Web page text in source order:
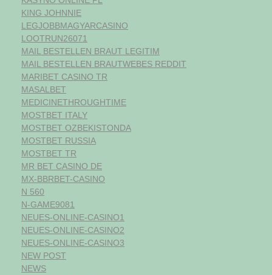
KING JOHNNIE
LEGJOBBMAGYARCASINO
LOOTRUN26071
MAIL BESTELLEN BRAUT LEGITIM
MAIL BESTELLEN BRAUTWEBES REDDIT
MARIBET CASINO TR
MASALBET
MEDICINETHROUGHTIME
MOSTBET ITALY
MOSTBET OZBEKISTONDA
MOSTBET RUSSIA
MOSTBET TR
MR BET CASINO DE
MX-BBRBET-CASINO
N 560
N-GAME9081
NEUES-ONLINE-CASINO1
NEUES-ONLINE-CASINO2
NEUES-ONLINE-CASINO3
NEW POST
NEWS